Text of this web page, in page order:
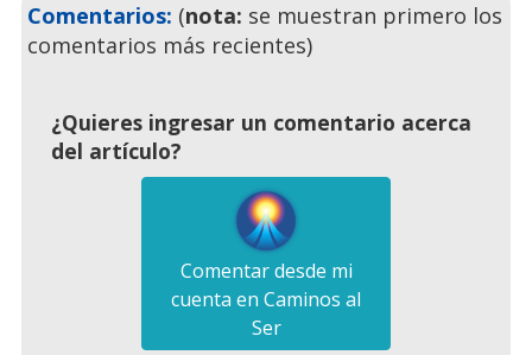
Comentarios: (nota: se muestran primero los
comentarios más recientes)
¿Quieres ingresar un comentario acerca
del artículo?
Comentar desde mi
cuenta en Caminos al
Ser